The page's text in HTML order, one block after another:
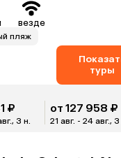
везде
пляж
туры
₽
3 н.
от 127 958 ₽
21 авг. - 24 авг., 3